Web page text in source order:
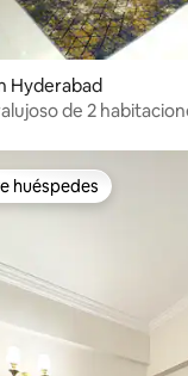
Hyderabad
de 2
preferido
huéspedes